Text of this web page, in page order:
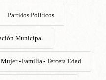
Partidos Políticos
Municipal
Mujer - Familia - Tercera Edad